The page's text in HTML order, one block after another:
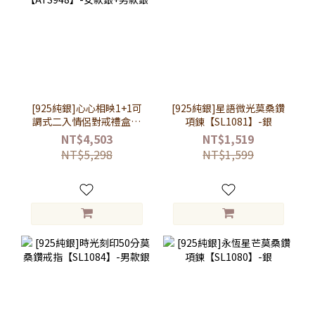
[925純銀]心心相映1+1可
調式二入情侶對戒禮盒組
【ATS948】-女款銀+男款
銀
NT$4,503
NT$5,298
[925純銀]星語微光莫桑鑽
項鍊【SL1081】-銀
NT$1,519
NT$1,599